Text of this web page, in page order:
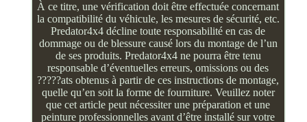
À ce titre, une vérification doit être effectuée concernant
la compatibilité du véhicule, les mesures de sécurité, etc.
Predator4x4 décline toute responsabilité en cas de
dommage ou de blessure causé lors du montage de l’un
de ses produits. Predator4x4 ne pourra être tenu
responsable d’éventuelles erreurs, omissions ou des
?????ats obtenus à partir de ces instructions de montage,
quelle qu’en soit la forme de fourniture. Veuillez noter
que cet article peut nécessiter une préparation et une
peinture professionnelles avant d’être installé sur votre